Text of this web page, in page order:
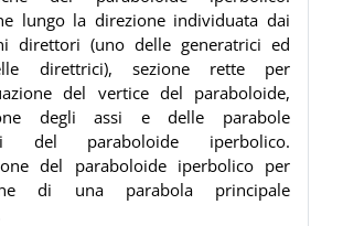
lungo la direzione individuata dai
direttori (uno delle generatrici ed
direttrici), sezione rette per
del vertice del paraboloide,
degli assi e delle parabole
del paraboloide iperbolico.
del paraboloide iperbolico per
di una parabola principale